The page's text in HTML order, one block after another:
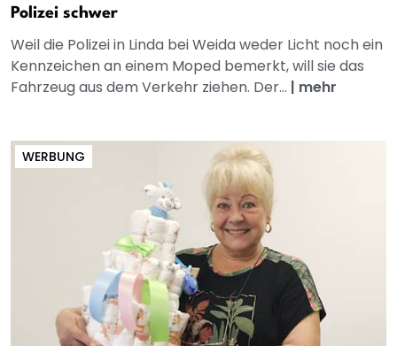
Polizei schwer
Weil die Polizei in Linda bei Weida weder Licht noch ein
Kennzeichen an einem Moped bemerkt, will sie das
Fahrzeug aus dem Verkehr ziehen. Der... | mehr
WERBUNG